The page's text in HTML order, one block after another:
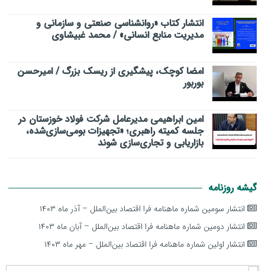
انتشار کتاب «روانشناسی صنعتی و سازمانی و
مدیریت منابع انسانی» / محمد غبیشاوی
امضا کوچک، پیشگیری از ریسک بزرگ / امیرحسن
بوربور
امین ابراهیمی مدیرعامل شرکت فولاد خوزستان در
جلسه کمیته راهبری؛ «تجهیزات بومی‌سازی‌شده،
بازاریابی و تجاری‌سازی شوند
گیشه روزنامه
انتشار سومین شماره ماهنامه فرا اقتصاد بین‌الملل – آذر ماه ۱۴۰۳
انتشار دومین شماره ماهنامه فرا اقتصاد بین‌الملل – آبان ماه ۱۴۰۳
انتشار اولین شماره ماهنامه فرا اقتصاد بین‌الملل – مهر ماه ۱۴۰۳